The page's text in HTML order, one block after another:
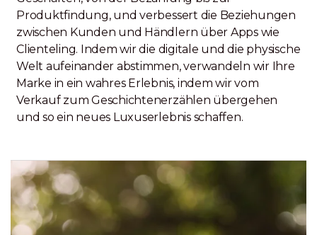
Produktfindung, und verbessert die Beziehungen
zwischen Kunden und Händlern über Apps wie
Clienteling. Indem wir die digitale und die physische
Welt aufeinander abstimmen, verwandeln wir Ihre
Marke in ein wahres Erlebnis, indem wir vom
Verkauf zum Geschichtenerzählen übergehen
und so ein neues Luxuserlebnis schaffen.